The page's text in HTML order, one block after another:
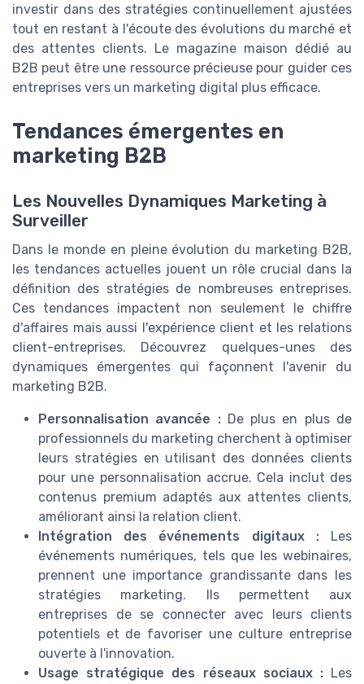
investir dans des stratégies continuellement ajustées
tout en restant à l'écoute des évolutions du marché et
des attentes clients. Le magazine maison dédié au
B2B peut être une ressource précieuse pour guider ces
entreprises vers un marketing digital plus efficace.
Tendances émergentes en
marketing B2B
Les Nouvelles Dynamiques Marketing à
Surveiller
Dans le monde en pleine évolution du marketing B2B,
les tendances actuelles jouent un rôle crucial dans la
définition des stratégies de nombreuses entreprises.
Ces tendances impactent non seulement le chiffre
d'affaires mais aussi l'expérience client et les relations
client-entreprises. Découvrez quelques-unes des
dynamiques émergentes qui façonnent l'avenir du
marketing B2B.
Personnalisation avancée :De plus en plus de
professionnels du marketing cherchent à optimiser
leurs stratégies en utilisant des données clients
pour une personnalisation accrue. Cela inclut des
contenus premium adaptés aux attentes clients,
améliorant ainsi la relation client.
Intégration des événements digitaux :Les
événements numériques, tels que les webinaires,
prennent une importance grandissante dans les
stratégies marketing. Ils permettent aux
entreprises de se connecter avec leurs clients
potentiels et de favoriser une culture entreprise
ouverte à l'innovation.
Usage stratégique des réseaux sociaux :Les